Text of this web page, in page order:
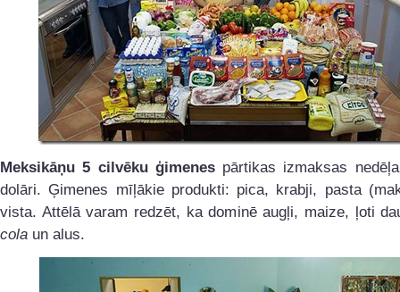
Meksikāņu 5 cilvēku ģimenespārtikas izmaksas
dolāri. Ģimenes mīļākie produkti: pica, krabji, pasta
vista. Attēlā varam redzēt, ka dominē augļi, maize, ļoti
cola un alus.